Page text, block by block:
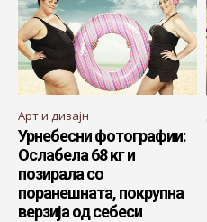
Арт и дизајн
Урнебесни фотографии:
Ослабела 68 кг и
позирала со
поранешната, покрупна
верзија од себеси